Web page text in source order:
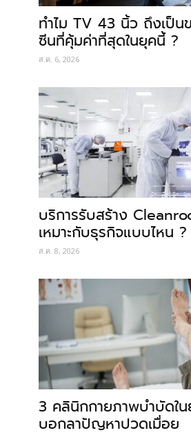
ทำไม TV 43 นิ้ว ถึงเป็น
ซีนที่คุ้มค่าที่สุดในยุคนี้ ?
ส.ค. 6, 2026
บริการรับสร้าง
เหมาะกับธุรกิจแบบไหน ?
ส.ค. 8, 2026
3 คลินิกกายภาพบำบัดใน
บอกลาปัญหาปวดเมื่อย